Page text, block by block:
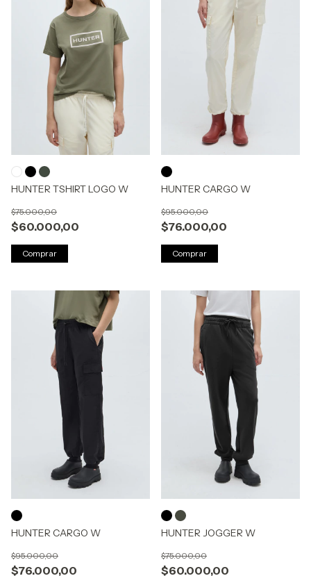
HUNTER TSHIRT LOGO W
$60.000,00
$75.000,00
Comprar
HUNTER CARGO W
$76.000,00
$95.000,00
Comprar
HUNTER CARGO W
$76.000,00
$95.000,00
HUNTER JOGGER W
$60.000,00
$75.000,00